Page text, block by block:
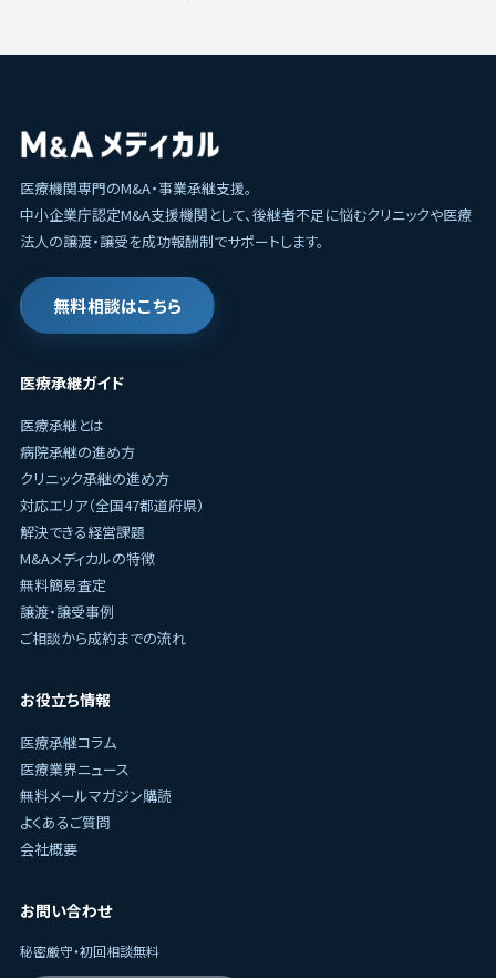
医療機関専門のM&A・事業承継支援。
中小企業庁認定M&A支援機関として、後継者不足に悩むクリニックや医療
法人の譲渡・譲受を成功報酬制でサポートします。
無料相談はこちら
医療承継ガイド
医療承継とは
病院承継の進め方
クリニック承継の進め方
対応エリア（全国47都道府県）
解決できる経営課題
M&Aメディカルの特徴
無料簡易査定
譲渡・譲受事例
ご相談から成約までの流れ
お役立ち情報
医療承継コラム
医療業界ニュース
無料メールマガジン購読
よくあるご質問
会社概要
お問い合わせ
秘密厳守・初回相談無料